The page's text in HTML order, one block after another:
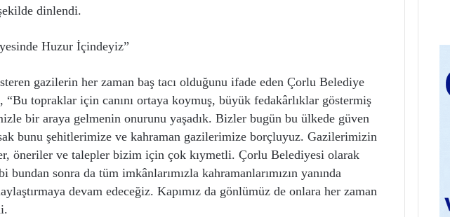
dinlendi.
Huzur İçindeyiz”
gazilerin her zaman baş tacı olduğunu ifade eden Çorlu Belediye
“Bu topraklar için canını ortaya koymuş, büyük fedakârlıklar göstermiş
bir araya gelmenin onurunu yaşadık. Bizler bugün bu ülkede güven
bunu şehitlerimize ve kahraman gazilerimize borçluyuz. Gazilerimizin
öneriler ve talepler bizim için çok kıymetli. Çorlu Belediyesi olarak
bundan sonra da tüm imkânlarımızla kahramanlarımızın yanında
devam edeceğiz. Kapımız da gönlümüz de onlara her zaman